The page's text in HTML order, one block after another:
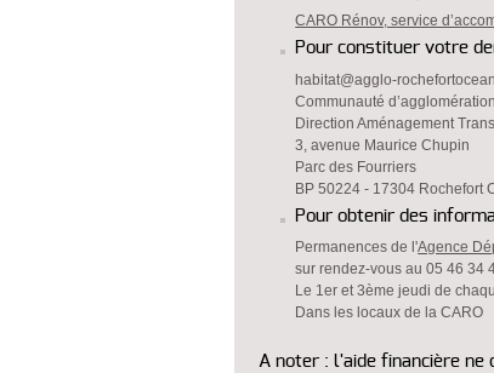
CARO Rénov, service
Pour constituer votre
habitat@agglo-
Communauté
Direction Aménagement
3, avenue Maurice Chupin
Parc des Fourriers
BP 50224 - 17304 Rochefort
Pour obtenir des
Permanences de l'Agence
sur rendez-vous au 05 46 34
Le 1er et 3ème jeudi de
Dans les locaux de la CARO
A noter : l'aide financière ne